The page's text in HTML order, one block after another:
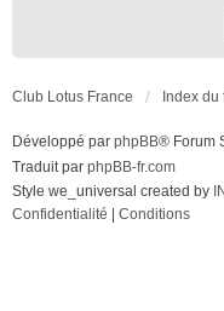
Club Lotus France Index du
Développé par phpBB® Forum
Traduit par phpBB-fr.com
Style we_universal created by
Confidentialité
Conditions